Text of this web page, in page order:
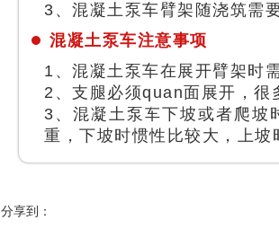
3、混凝土泵车臂架随浇筑需
混凝土泵车注意事项
1、混凝土泵车在展开臂架时
2、支腿必须quan面展开，很
3、混凝土泵车下坡或者爬坡
重，下坡时惯性比较大，上坡
分享到：